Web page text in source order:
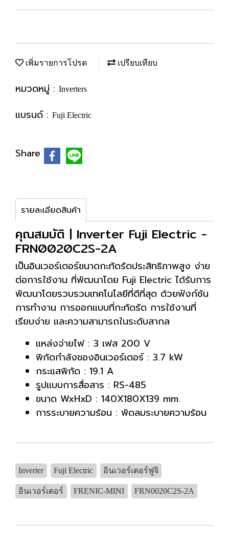
เพิ่มรายการโปรด เปรียบเทียบ
หมวดหมู่ : Inverters
แบรนด์ : Fuji Electric
Share
รายละเอียดสินค้า
คุณสมบัติ | Inverter Fuji Electric -
FRN0020C2S-2A
เป็นอินเวอร์เตอร์ขนาดกะทัดรัดประสิทธิภาพสูง ง่าย
ต่อการใช้งาน ที่พัฒนาโดย Fuji Electric ได้รับการ
พัฒนาโดยรวบรวมเทคโนโลยีที่ดีที่สุด ด้วยฟังก์ชัน
การทำงาน การออกแบบที่กะทัดรัด การใช้งานที่
เรียบง่าย และความสามารถในระดับสากล
แหล่งจ่ายไฟ : 3 เฟส 200 V
พิกัดกำลังของอินเวอร์เตอร์ : 3.7 kW
กระแสพิกัด : 19.1 A
รูปแบบการสื่อสาร : RS-485
ขนาด WxHxD : 140X180X139 mm.
การระบายความร้อน : พัดลมระบายความร้อน
Inverter Fuji Electric อินเวอร์เตอร์ฟูจิ
อินเวอร์เตอร์ FRENIC-MINI FRN0020C2S-2A